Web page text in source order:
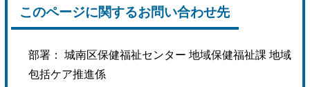
このページに関するお問い合わせ先
部署： 城南区保健福祉センター 地域保健福祉課 地域
包括ケア推進係